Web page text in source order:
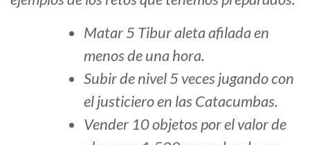
Matar 5 Tibur aleta afilada en
menos de una hora.
Subir de nivel 5 veces jugando con
el justiciero en las Catacumbas.
Vender 10 objetos por el valor de